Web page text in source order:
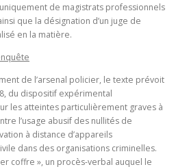
de magistrats professionnels
que la désignation d’un juge de
en la matière.
de l’arsenal policier, le texte prévoit
du dispositif expérimental
les atteintes particulièrement graves à
l’usage abusif des nullités de
à distance d’appareils
dans des organisations criminelles.
coffre », un procès-verbal auquel le